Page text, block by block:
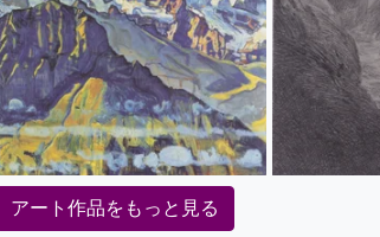
アート作品をもっと見る